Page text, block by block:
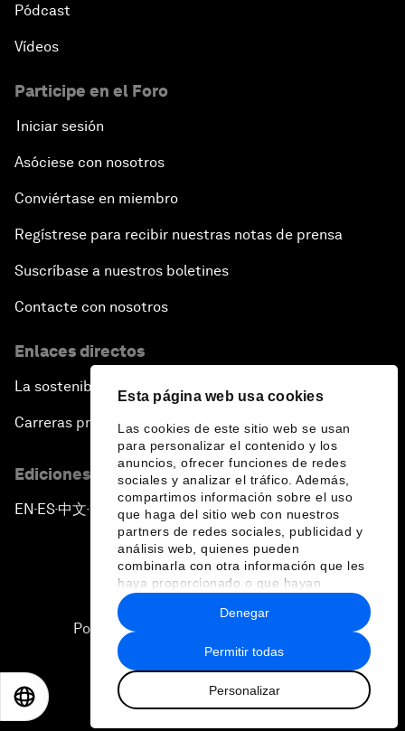
Esta página web usa cookies
Las cookies de este sitio web se usan
para personalizar el contenido y los
anuncios, ofrecer funciones de redes
sociales y analizar el tráfico. Además,
compartimos información sobre el uso
que haga del sitio web con nuestros
partners de redes sociales, publicidad y
análisis web, quienes pueden
combinarla con otra información que les
haya proporcionado o que hayan
recopilado a partir del uso que haya
hecho de sus servicios.
Permitir todas
Personalizar
Denegar
Pódcast
Vídeos
Participe en el Foro
Iniciar sesión
Asóciese con nosotros
Conviértase en miembro
Regístrese para recibir nuestras notas de prensa
Suscríbase a nuestros boletines
Contacte con nosotros
Enlaces directos
La sostenibilidad en el Foro
Carreras profesionales
Ediciones en otros idiomas
EN ▪ ES▪中文▪ 日本語
Política de privacidad y normas de uso
2026 Foro Económico Mundial